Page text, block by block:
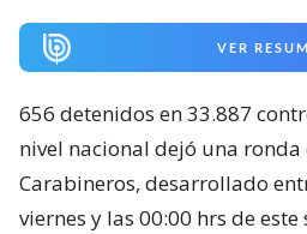
VER
656 detenidos en 33.887
nivel nacional dejó una ronda
Carabineros, desarrollado
viernes y las 00:00 hrs de este